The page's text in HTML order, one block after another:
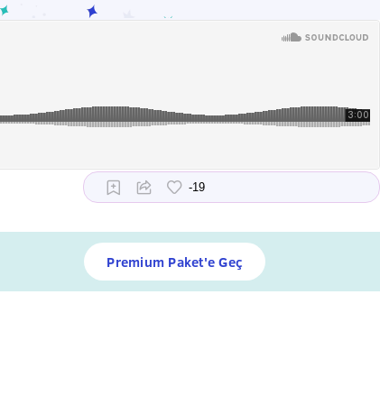
Premium Paket'e Geç